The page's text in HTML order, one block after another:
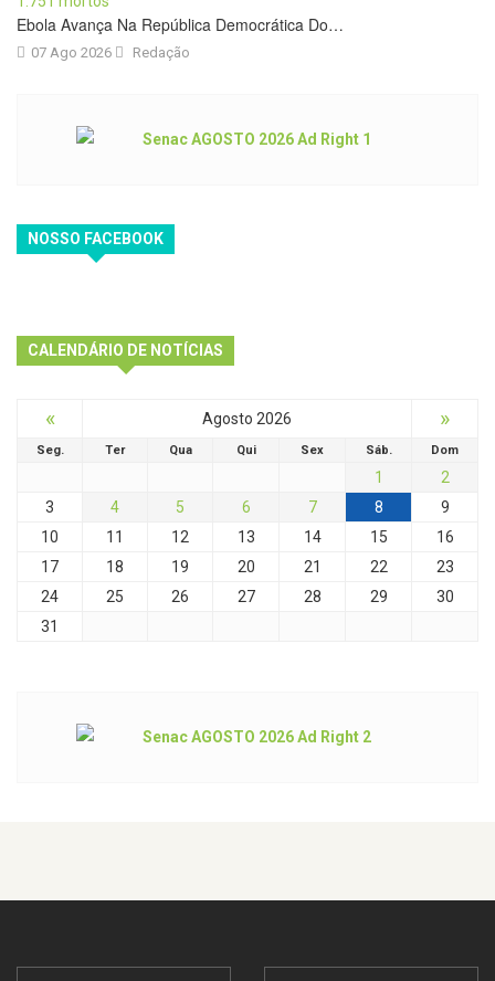
Ebola Avança Na República Democrática Do…
07 Ago 2026 Redação
NOSSO FACEBOOK
CALENDÁRIO DE NOTÍCIAS
« Agosto 2026 »
Seg. Ter Qua Qui Sex Sáb. Dom
1
2
3
4 5 6 7 8
9
10
11 12 13 14 15
16
17
18 19 20 21 22
23
24
25 26 27 28 29
30
31